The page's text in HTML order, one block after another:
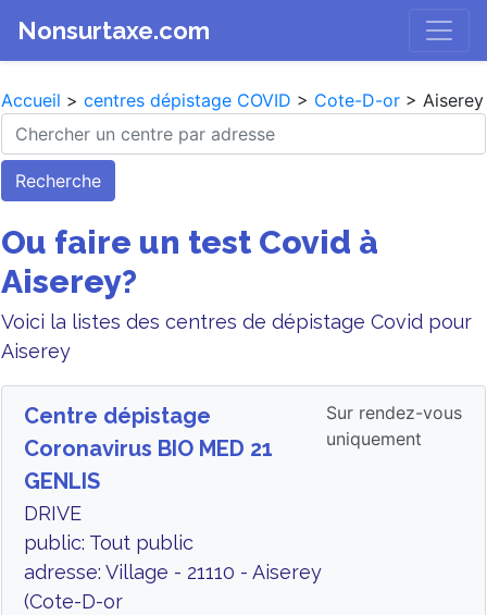
Nonsurtaxe.com
Accueil > centres dépistage COVID > Cote-D-or > Aiserey
Recherche
Ou faire un test Covid à
Aiserey?
Voici la listes des centres de dépistage Covid pour
Aiserey
Centre dépistage
Coronavirus BIO MED 21
GENLIS
DRIVE
public: Tout public
adresse: Village - 21110 - Aiserey
(Cote-D-or
Sur rendez-vous
uniquement